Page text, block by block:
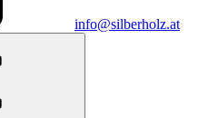
info@silberholz.at